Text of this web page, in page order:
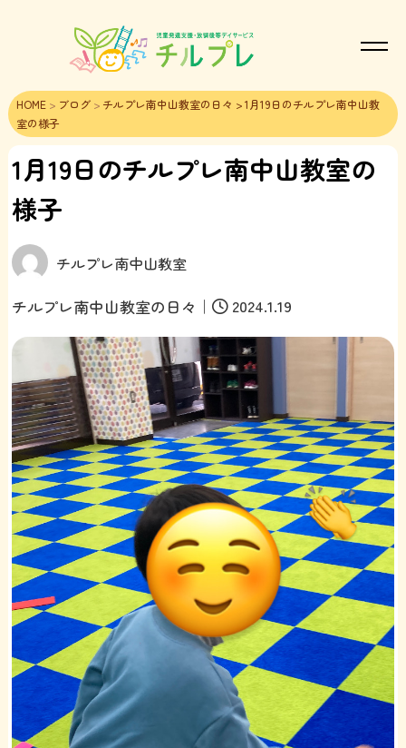
HOME> ブログ> チルプレ南中山教室の日々 > 1月19日のチルプレ南中山教
室の様子
1月19日のチルプレ南中山教室の
様子
チルプレ南中山教室
チルプレ南中山教室の日々 ｜ 2024.1.19